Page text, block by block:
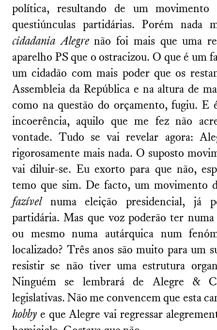
política, resultando de um movimento
questiúnculas partidárias. Porém nada
cidadania Alegrenão foi mais que uma
aparelho PS que o ostracizou. O que é um
um cidadão com mais poder que os
Assembleia da República e na altura de
como na questão do orçamento, fugiu. E
incoerência, aquilo que me fez não
vontade. Tudo se vai revelar agora:
rigorosamente mais nada. O suposto
vai diluir-se. Eu exorto para que não,
temo que sim. De facto, um movimento
fazívelnuma eleição presidencial, já
partidária. Mas que voz poderão ter numa
ou mesmo numa autárquica num
localizado? Três anos são muito para um
resistir se não tiver uma estrutura
Ninguém se lembrará de Alegre &
legislativas. Não me convencem que esta
hobby e que Alegre vai regressar